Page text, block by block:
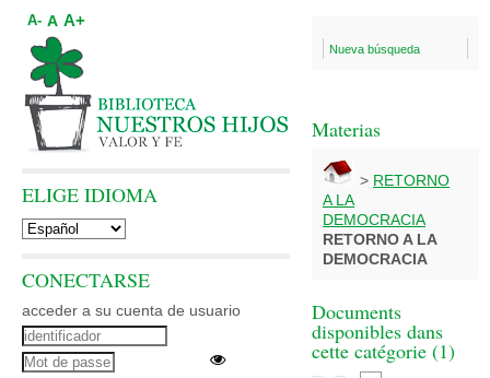
Nueva búsqueda
Materias
> RETORNO
A LA
DEMOCRACIA
RETORNO A LA
DEMOCRACIA
Documents
disponibles dans
cette catégorie (1)
A- A A+
ELIGE IDIOMA
CONECTARSE
acceder a su cuenta de usuario